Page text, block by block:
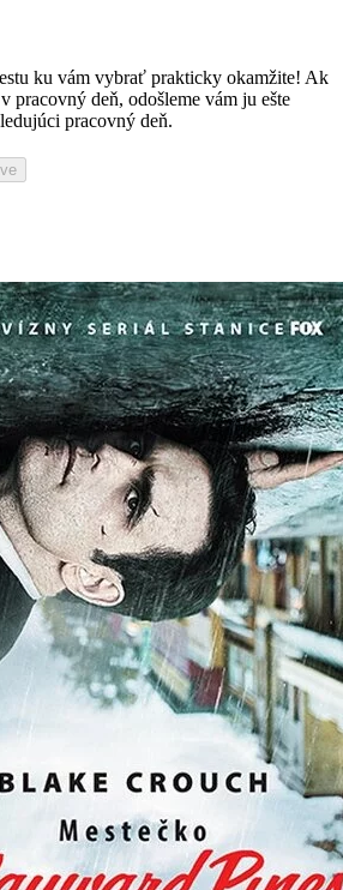
ku vám vybrať prakticky okamžite! Ak
pracovný deň, odošleme vám ju ešte
pracovný deň.